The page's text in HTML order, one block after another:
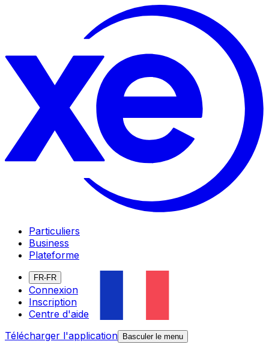
Particuliers
Business
Plateforme
FR-FR
Connexion
Inscription
Centre d'aide
Télécharger l'application
Basculer le menu